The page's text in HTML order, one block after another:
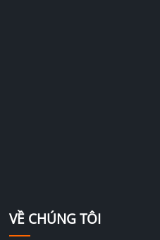
VỀ CHÚNG TÔI